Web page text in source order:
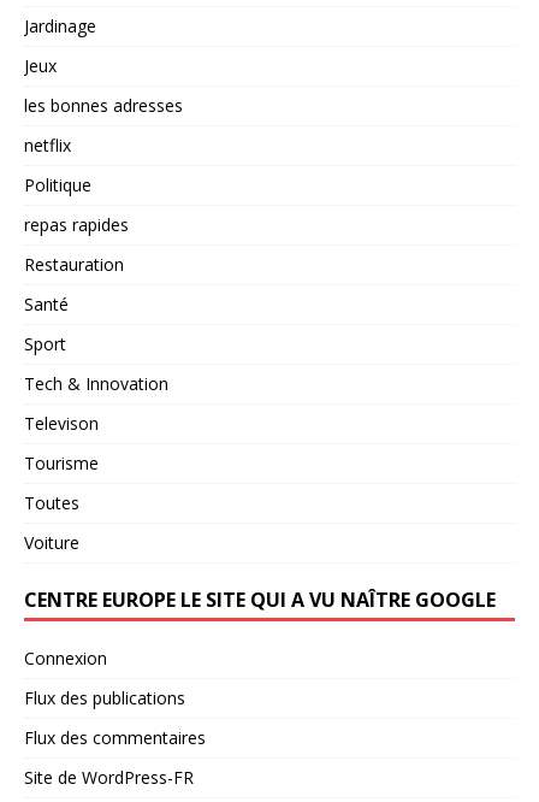
Jardinage
Jeux
les bonnes adresses
netflix
Politique
repas rapides
Restauration
Santé
Sport
Tech & Innovation
Televison
Tourisme
Toutes
Voiture
CENTRE EUROPE LE SITE QUI A VU NAÎTRE GOOGLE
Connexion
Flux des publications
Flux des commentaires
Site de WordPress-FR